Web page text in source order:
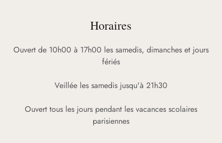
Horaires
Ouvert de 10h00 à 17h00 les samedis, dimanches et jours
fériés
Veillée les samedis jusqu'à 21h30
Ouvert tous les jours pendant les vacances scolaires
parisiennes